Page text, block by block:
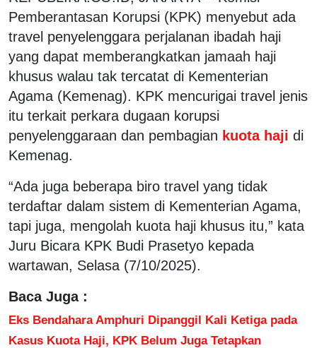
Pemberantasan Korupsi (KPK) menyebut ada
travel penyelenggara perjalanan ibadah haji
yang dapat memberangkatkan jamaah haji
khusus walau tak tercatat di Kementerian
Agama (Kemenag). KPK mencurigai travel jenis
itu terkait perkara dugaan korupsi
penyelenggaraan dan pembagian kuota haji di
Kemenag.
“Ada juga beberapa biro travel yang tidak
terdaftar dalam sistem di Kementerian Agama,
tapi juga, mengolah kuota haji khusus itu,” kata
Juru Bicara KPK Budi Prasetyo kepada
wartawan, Selasa (7/10/2025).
Baca Juga :
Eks Bendahara Amphuri Dipanggil Kali Ketiga pada
Kasus Kuota Haji, KPK Belum Juga Tetapkan